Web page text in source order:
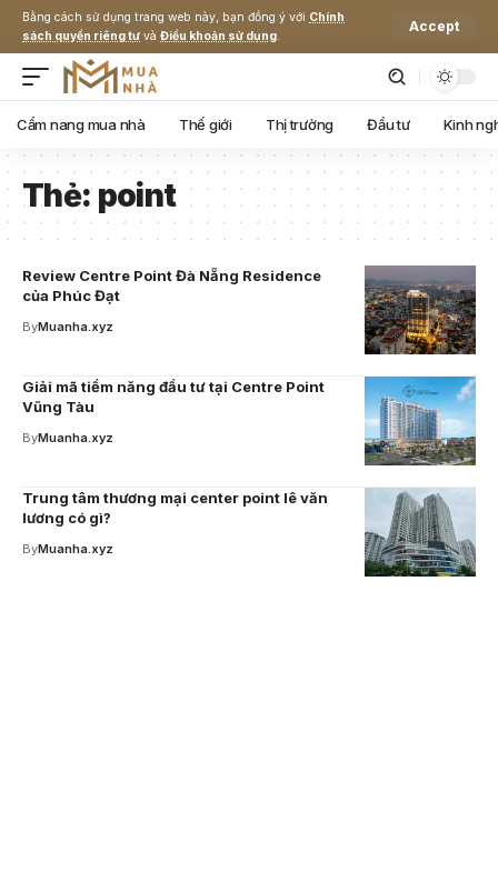
Bằng cách sử dụng trang web này, bạn đồng ý với Chính
sách quyền riêng tư và Điều khoản sử dụng.
Accept
Cẩm nang mua nhà Thế giới Thị trường Đầu tư Kinh
Thẻ:point
Review Centre Point Đà Nẵng Residence
của Phúc Đạt
ByMuanha.xyz
Giải mã tiềm năng đầu tư tại Centre Point
Vũng Tàu
ByMuanha.xyz
Trung tâm thương mại center point lê văn
lương có gì?
ByMuanha.xyz